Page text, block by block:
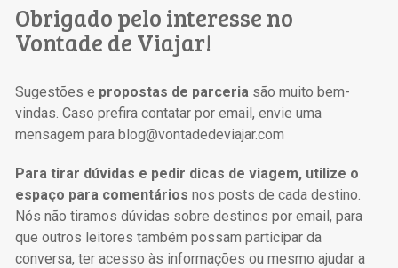
Obrigado pelo interesse no
Vontade de Viajar!
Sugestões e propostas de parceria são muito bem-
vindas. Caso prefira contatar por email, envie uma
mensagem para blog@vontadedeviajar.com
Para tirar dúvidas e pedir dicas de viagem, utilize o
espaço para comentários nos posts de cada destino.
Nós não tiramos dúvidas sobre destinos por email, para
que outros leitores também possam participar da
conversa, ter acesso às informações ou mesmo ajudar a